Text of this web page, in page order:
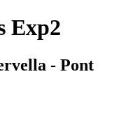
Exp2
- Pont